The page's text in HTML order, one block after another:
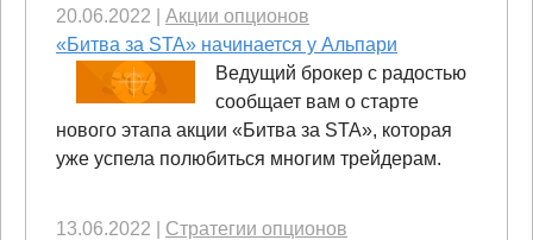
20.06.2022
Акции опционов
«Битва за STA» начинается у Альпари
Ведущий брокер с радостью
сообщает вам о старте
нового этапа акции «Битва за STA», которая
уже успела полюбиться многим трейдерам.
13.06.2022
Стратегии опционов